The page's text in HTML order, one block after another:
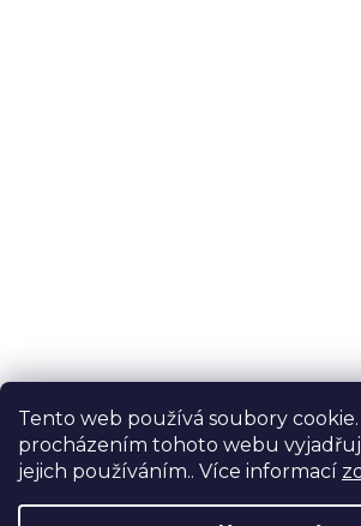
Tento web používá soubory
procházením tohoto webu
jejich používáním.. Více informací